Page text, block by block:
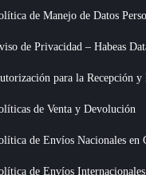
de Manejo de Datos
de Privacidad – Habeas
para la Recepción y
de Venta y Devolución
de Envíos Nacionales en
de Envíos Internacionales